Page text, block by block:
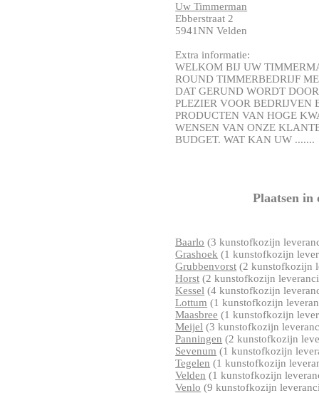
Uw Timmerman
Ebberstraat 2
5941NN Velden
Extra informatie:
WELKOM BIJ UW
ROUND TIMMERBEDRIJF
DAT GERUND WORDT
PLEZIER VOOR BEDRIJVEN
PRODUCTEN VAN HOGE
WENSEN VAN ONZE
BUDGET. WAT KAN UW .......
Plaatsen in
Baarlo (3 kunstofkozijn
Grashoek (1 kunstofkozijn
Grubbenvorst (2 kunstofkozijn
Horst (2 kunstofkozijn
Kessel (4 kunstofkozijn
Lottum (1 kunstofkozijn
Maasbree (1 kunstofkozijn
Meijel (3 kunstofkozijn
Panningen (2 kunstofkozijn
Sevenum (1 kunstofkozijn
Tegelen (1 kunstofkozijn
Velden (1 kunstofkozijn
Venlo (9 kunstofkozijn